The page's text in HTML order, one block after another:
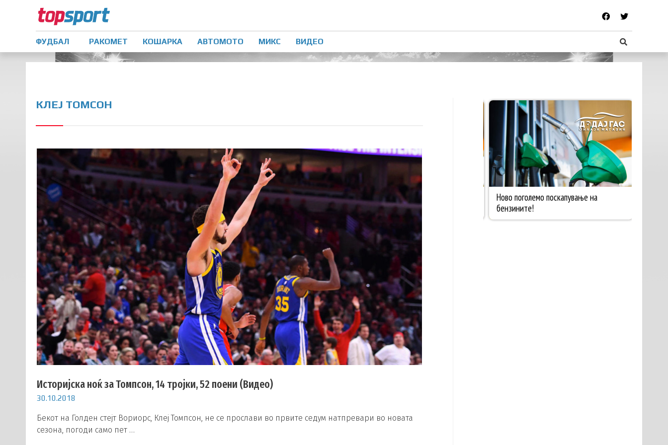
ФУДБАЛ РАКОМЕТ КОШАРКА АВТОМОТО МИКС ВИДЕО
КЛЕЈ ТОМСОН
Историјска ноќ за Томпсон, 14 тројки, 52 поени (Видео)
30.10.2018
Бекот на Голден стејт Вориорс, Клеј Томпсон, не се прослави во првите седум натпревари во новата
сезона, погоди само пет …